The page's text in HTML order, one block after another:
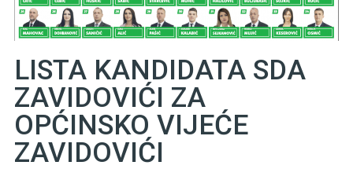
LISTA KANDIDATA SDA
ZAVIDOVIĆI ZA
OPĆINSKO VIJEĆE
ZAVIDOVIĆI